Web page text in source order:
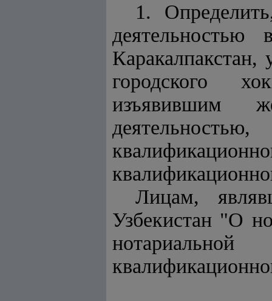
1.
деятельностью
городского
изъявившим
Лицам,
Узбекистан "О